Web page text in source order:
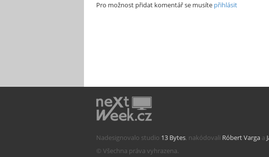
Pro možnost přidat komentář se musíte přihlásit
Nadesignovalo studio 13 Bytes, nakódovali Róbert Varga a
© Všechna práva vyhrazena.